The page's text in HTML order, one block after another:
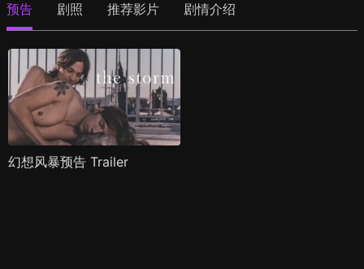
预告 剧照 推荐影片 剧情介绍
幻想风暴预告 Trailer